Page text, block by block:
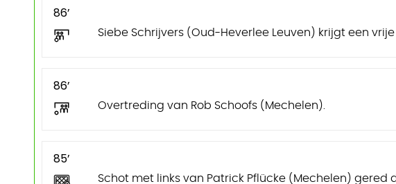
86’
Siebe Schrijvers (Oud-Heverlee Leuven) krijgt een
86’
Overtreding van Rob Schoofs (Mechelen).
85’
Schot met links van Patrick Pflücke (Mechelen)